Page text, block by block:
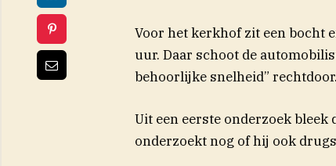
Voor het kerkhof zit een bocht
uur. Daar schoot de
behoorlijke snelheid” rechtdoor.
Uit een eerste onderzoek bleek
onderzoekt nog of hij ook